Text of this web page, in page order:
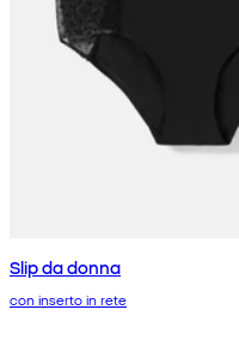
Slip da donna
con inserto in rete